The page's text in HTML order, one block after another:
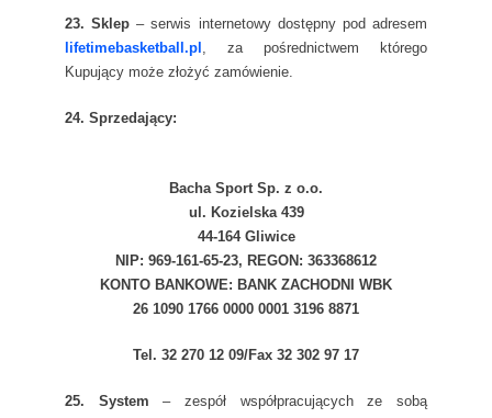
23. Sklep – serwis internetowy dostępny pod adresem
lifetimebasketball.pl , za pośrednictwem którego
Kupujący może złożyć zamówienie.
24. Sprzedający:
Bacha Sport Sp. z o.o.
ul. Kozielska 439
44-164 Gliwice
NIP: 969-161-65-23, REGON: 363368612
KONTO BANKOWE: BANK ZACHODNI WBK
26 1090 1766 0000 0001 3196 8871
Tel. 32 270 12 09/Fax 32 302 97 17
25. System – zespół współpracujących ze sobą